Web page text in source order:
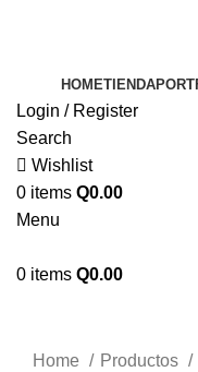
HOMETIENDA
Login / Register
Search
Wishlist
0 items Q0.00
Menu
0 items Q0.00
Home
Productos